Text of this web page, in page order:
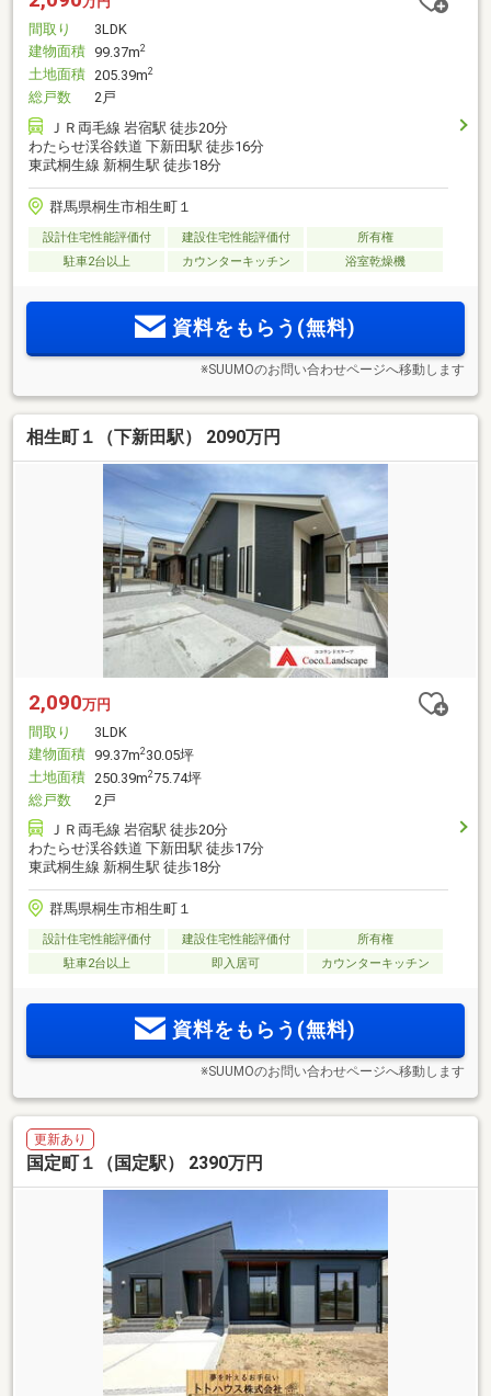
間取り
3LDK
建物面積 99.37m2
土地面積 205.39m2
総戸数
2戸
ＪＲ両毛線 岩宿駅 徒歩20分
わたらせ渓谷鉄道 下新田駅 徒歩16分
東武桐生線 新桐生駅 徒歩18分
群馬県桐生市相生町１
設計住宅性能評価付 建設住宅性能評価付
所有権
駐車2台以上
カウンターキッチン 浴室乾燥機
資料をもらう(無料)
※SUUMOのお問い合わせページへ移動します
相生町１（下新田駅） 2090万円
2,090万円
間取り
3LDK
建物面積 99.37m2 30.05坪
土地面積 250.39m275.74坪
総戸数
2戸
ＪＲ両毛線 岩宿駅 徒歩20分
わたらせ渓谷鉄道 下新田駅 徒歩17分
東武桐生線 新桐生駅 徒歩18分
群馬県桐生市相生町１
設計住宅性能評価付 建設住宅性能評価付
所有権
駐車2台以上
即入居可 カウンターキッチン
資料をもらう(無料)
※SUUMOのお問い合わせページへ移動します
更新あり
国定町１（国定駅） 2390万円